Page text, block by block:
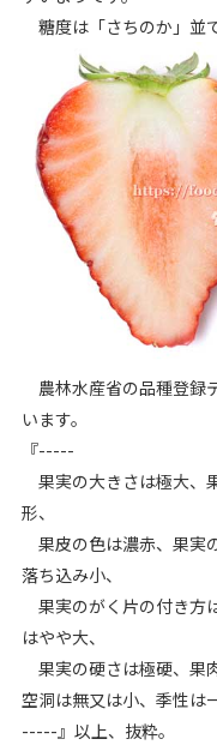
糖度は「さちのか」並
農林水産省の品種登録
います。
『-----
果実の大きさは極大、
形、
果皮の色は濃赤、果実
落ち込み小、
果実のがく片の付き方
はやや大、
果実の硬さは極硬、果
空洞は無又は小、季性は
-----』以上、抜粋。